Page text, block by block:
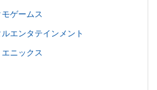
ゲームス
エンタテインメント
ニックス